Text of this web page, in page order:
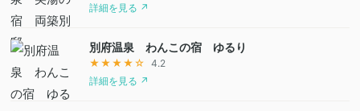
詳細を見る ↗
別府温泉 わんこの宿 ゆるり
★★★★☆
4.2
詳細を見る ↗